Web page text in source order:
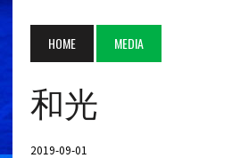
HOME MEDIA
和光
2019-09-01